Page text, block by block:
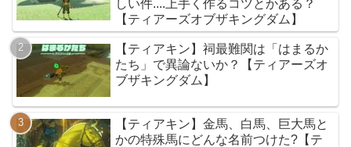
しい件....上手く作るコツとかある？
【ティアーズオブザキングダム】
【ティアキン】祠最難関は「はまるか
たち」で異論ないか？【ティアーズオ
ブザキングダム】
【ティアキン】金馬、白馬、巨大馬と
かの特殊馬にどんな名前つけた?【テ